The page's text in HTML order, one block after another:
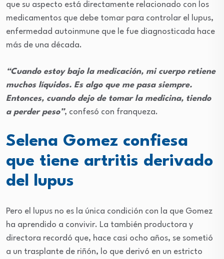
que su aspecto está directamente relacionado con los
medicamentos que debe tomar para controlar el lupus,
enfermedad autoinmune que le fue diagnosticada hace
más de una década.
“Cuando estoy bajo la medicación, mi cuerpo retiene
muchos líquidos. Es algo que me pasa siempre.
Entonces, cuando dejo de tomar la medicina, tiendo
a perder peso”, confesó con franqueza.
Selena Gomez confiesa
que tiene artritis derivado
del lupus
Pero el lupus no es la única condición con la que Gomez
ha aprendido a convivir. La también productora y
directora recordó que, hace casi ocho años, se sometió
a un trasplante de riñón, lo que derivó en un estricto